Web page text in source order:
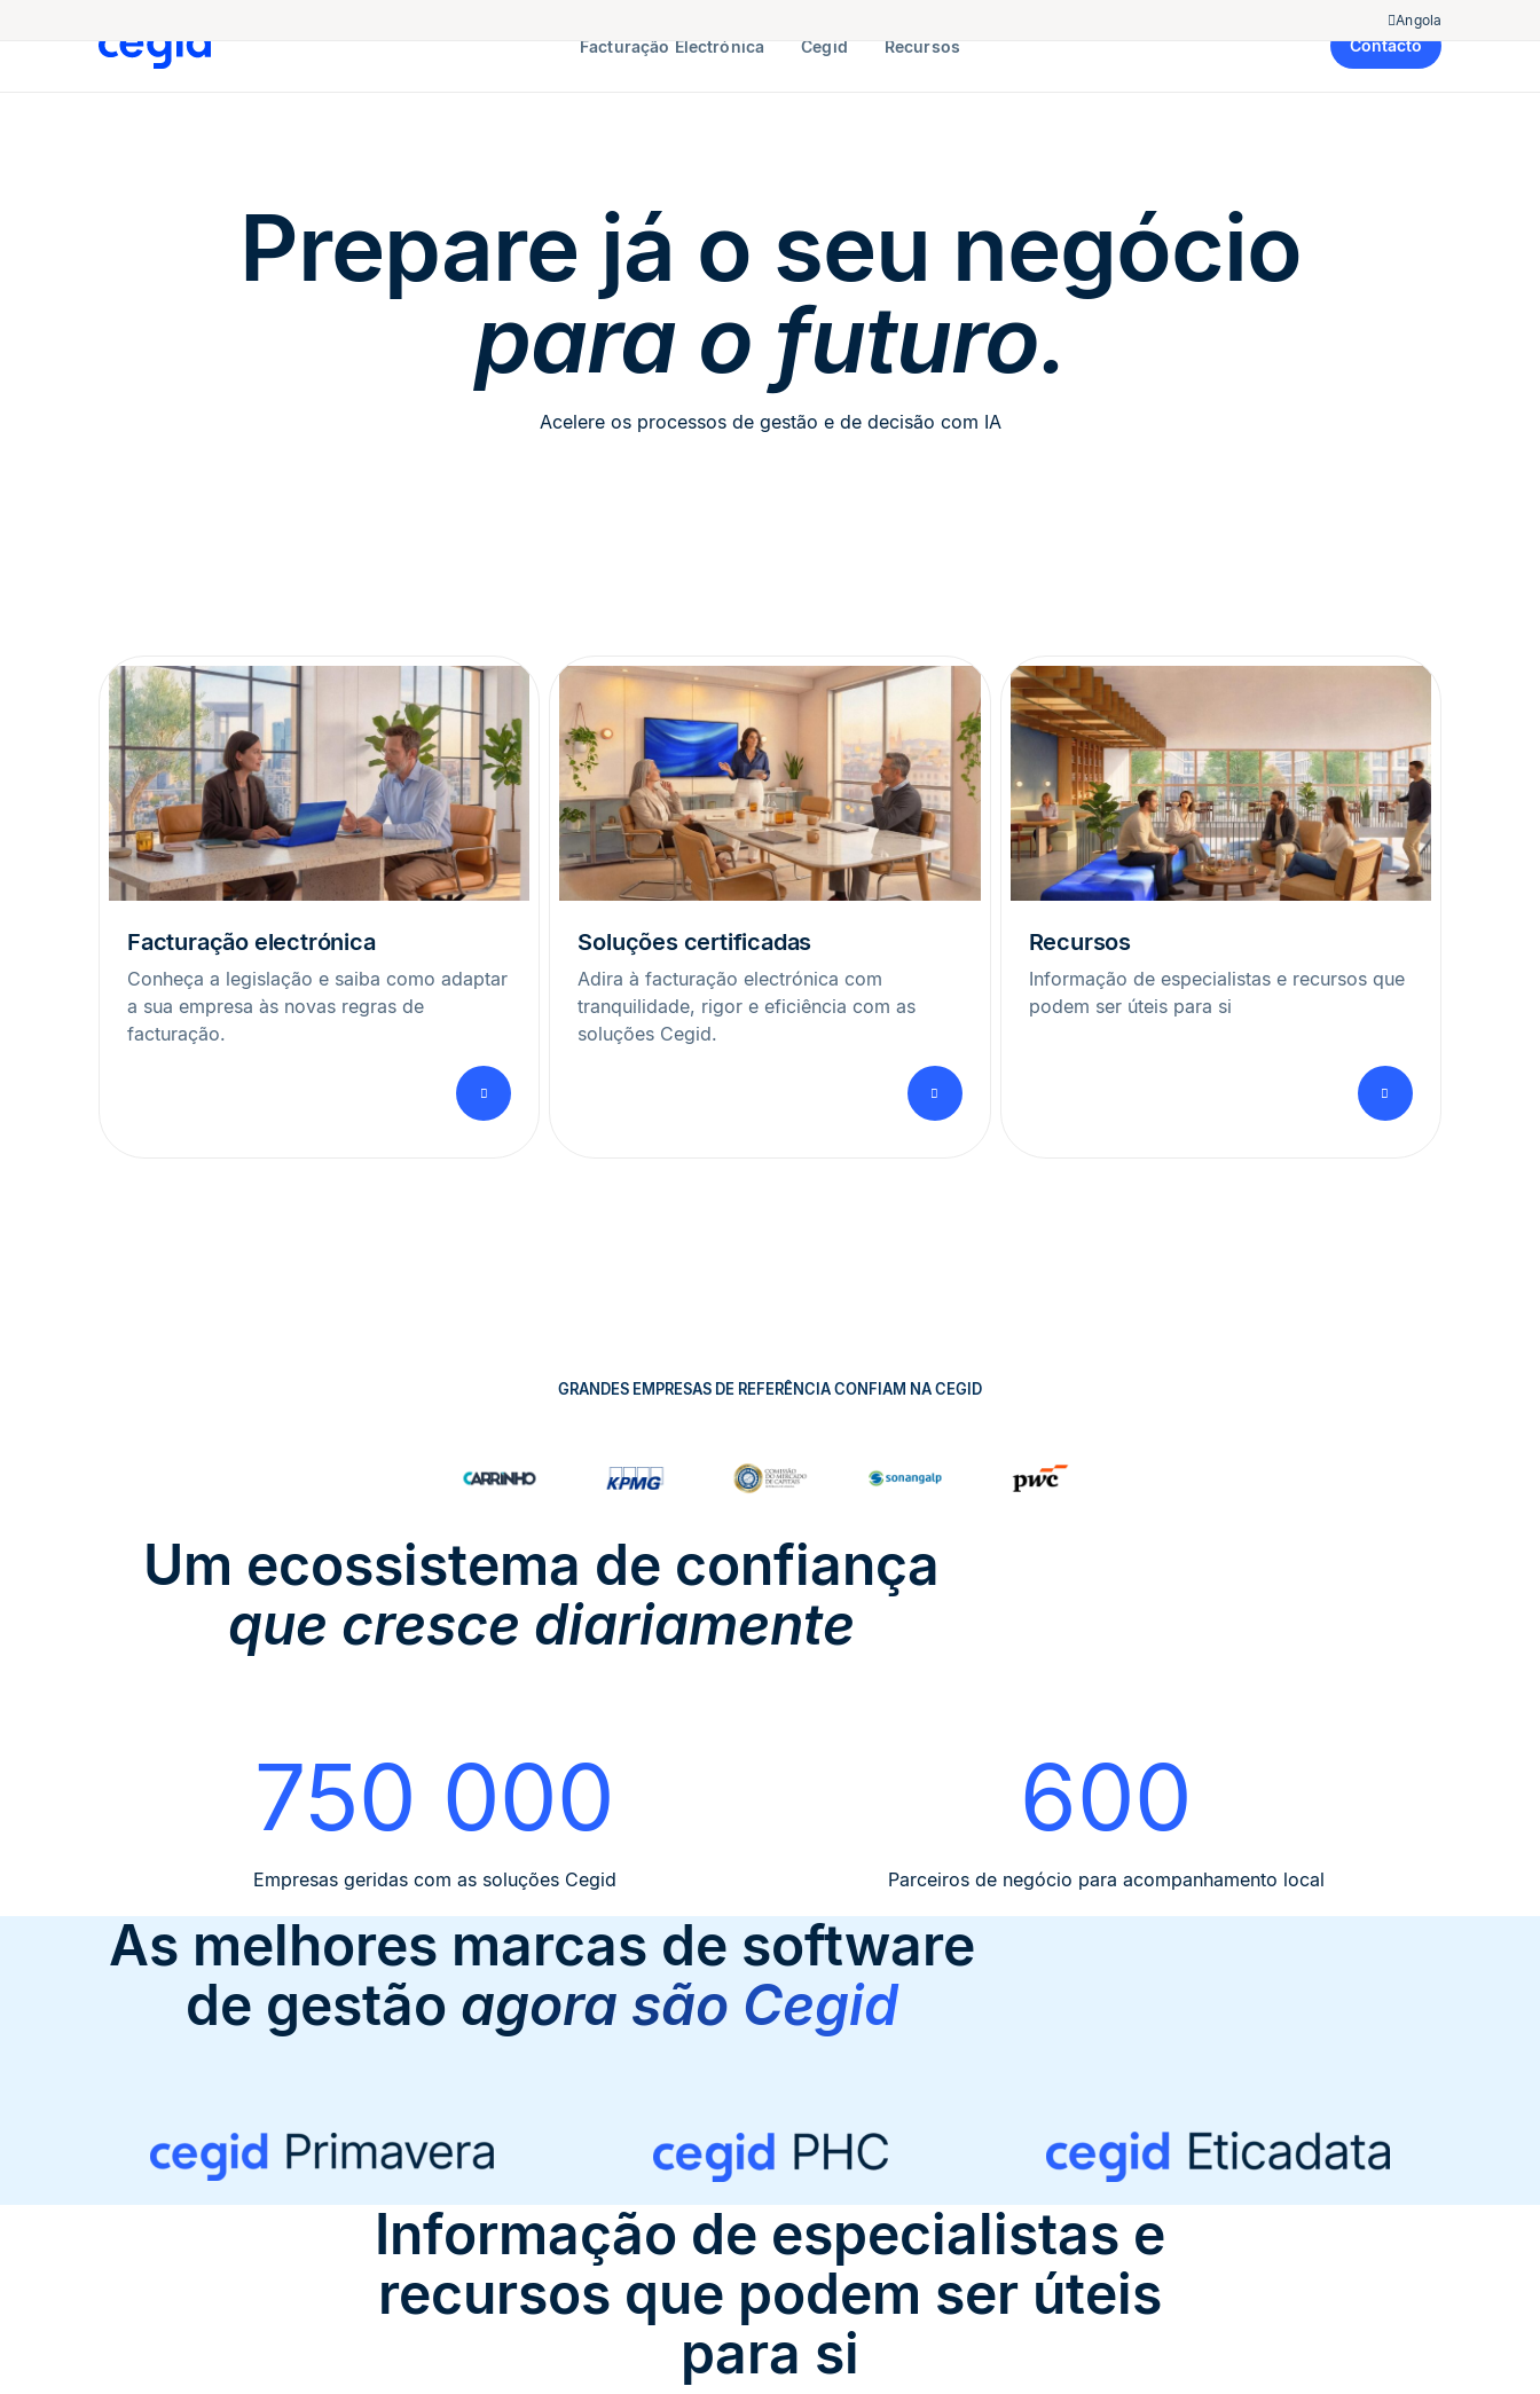
Angola
Facturação Electrónica Cegid Recursos Contacto
Prepare já o seu negócio
para o futuro.
Acelere os processos de gestão e de decisão com IA
Facturação electrónica
Conheça a legislação e saiba como adaptar
a sua empresa às novas regras de
facturação.
Soluções certificadas
Adira à facturação electrónica com
tranquilidade, rigor e eficiência com as
soluções Cegid.
Recursos
Informação de especialistas e recursos que
podem ser úteis para si
GRANDES EMPRESAS DE REFERÊNCIA CONFIAM NA CEGID
Um ecossistema de confiança
que cresce diariamente
750 000
Empresas geridas com as soluções Cegid
600
Parceiros de negócio para acompanhamento local
As melhores marcas de software
de gestão agora são Cegid
Informação de especialistas e
recursos que podem ser úteis
para si